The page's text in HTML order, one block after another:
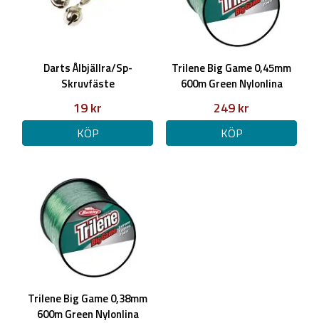
Darts Ålbjällra/Sp-
Skruvfäste
19 kr
KÖP
Trilene Big Game 0,45mm
600m Green Nylonlina
249 kr
KÖP
Trilene Big Game 0,38mm
600m Green Nylonlina